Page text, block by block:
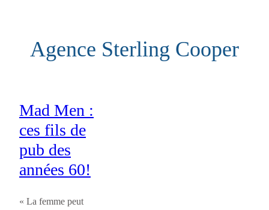
Agence Sterling Cooper
Mad Men :
ces fils de
pub des
années 60!
« La femme peut